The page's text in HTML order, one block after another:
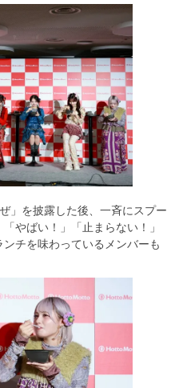
」を披露した後、一斉にスプー
やばい！」「止まらない！」
チを味わっているメンバーも